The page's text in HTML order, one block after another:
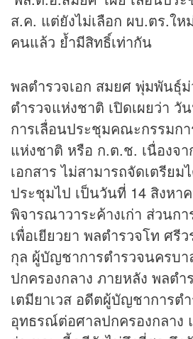
ส.ค. แต่ยังไม่เลือก ผบ.ตร.ใ
คนแล้ว ย้ำมีสิทธิ์เท่ากัน
พลตำรวจเอก สมยศ พุ่มพันธุ์
ตำรวจแห่งชาติ เปิดเผยว่า วั
การเลื่อนประชุมคณะกรรมก
แห่งชาติ หรือ ก.ต.ช. เนื่องจ
เอกสาร ไม่สามารถจัดเตรียม
ประชุมไป เป็นวันที่ 14 สิงหา
พิจารณาวาระค้างเก่า ส่วนก
เพื่อเยียวยา พลตำรวจโท ศรี
กุล ผู้บัญชาการตำรวจนครบา
ปกครองกลาง ภายหลัง พลตำ
เตมียาเวส อดีตผู้บัญชาการต
อุทธรณ์ต่อศาลปกครองกลาง